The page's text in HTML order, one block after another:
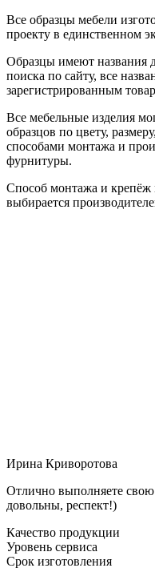
Все образцы мебели
проекту в единственном
Образцы имеют названия
поиска по сайту, все
зарегистрированным
Все мебельные изделия
образцов по цвету,
способами монтажа и
фурнитуры.
Способ монтажа и крепёж
выбирается
Ирина Криворотова
Отлично выполняете свою
довольны, респект!)
Качество продукции
Уровень сервиса
Срок изготовления